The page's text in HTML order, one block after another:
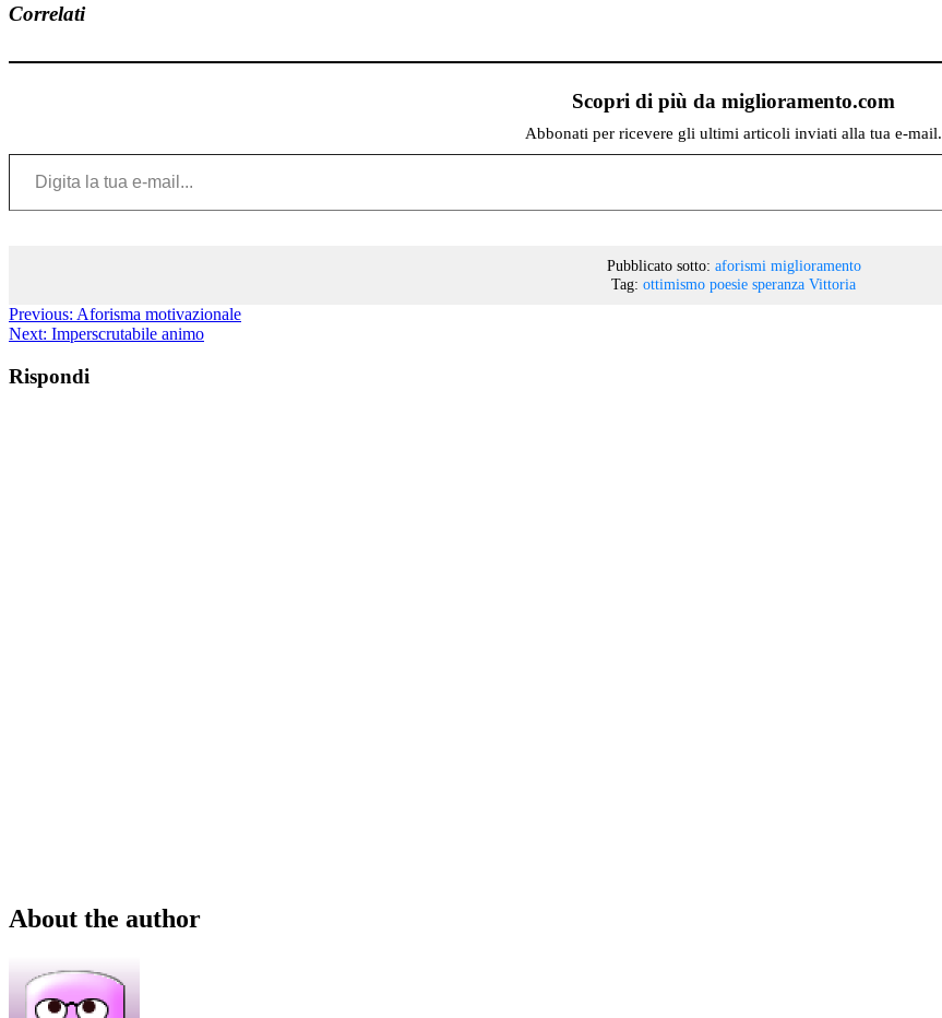
Correlati
Scopri di più da miglioramento.com
Abbonati per ricevere gli ultimi articoli inviati alla tua e-mail.
Digita la tua e-mail...
Pubblicato sotto: aforismi miglioramento
Tag: ottimismo poesie speranza Vittoria
Previous: Aforisma motivazionale
Next: Imperscrutabile animo
Rispondi
About the author